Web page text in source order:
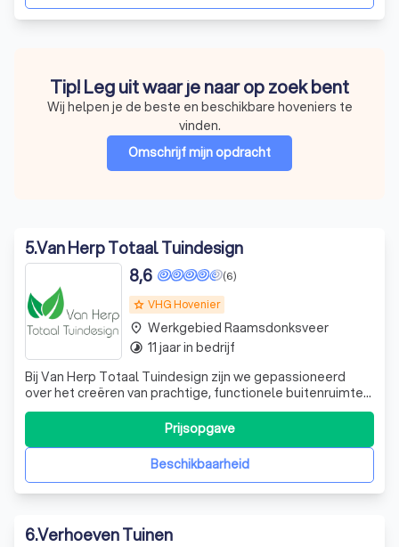
Tip! Leg uit waar je naar op zoek bent
Wij helpen je de beste en beschikbare hoveniers te
vinden.
Omschrijf mijn opdracht
5.Van Herp Totaal Tuindesign
grade VHG Hovenier
(6)
8,6
Bij Van Herp Totaal Tuindesign zijn we gepassioneerd
over het creëren van prachtige, functionele buitenruimtes.
Met meer dan 20 jaar ervaring in de tuinontwerp- en
landschapsarchitectuur, hebben we een reputatie
opgebouwd voor het leveren van hoogwaardige, op maat
gemaakte tuinoplossingen. Ons team
Beschikbaarheid
Prijsopgave
place Werkgebied Raamsdonksveer
timelapse 11 jaar in bedrijf
6.Verhoeven Tuinen